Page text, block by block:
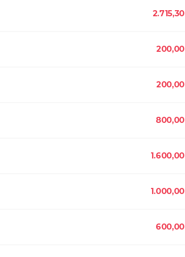
2.715,30
200,00
200,00
800,00
1.600,00
1.000,00
600,00